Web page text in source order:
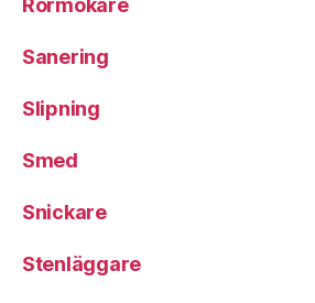
Rörmokare
Sanering
Slipning
Smed
Snickare
Stenläggare